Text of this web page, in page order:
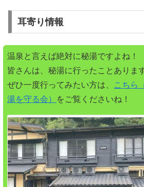
耳寄り情報
温泉と言えば絶対に秘湯ですよね！
皆さんは、秘湯に行ったことありま
ぜひ一度行ってみたい方は、
こちら
湯を守る会）
をご覧くださいね！